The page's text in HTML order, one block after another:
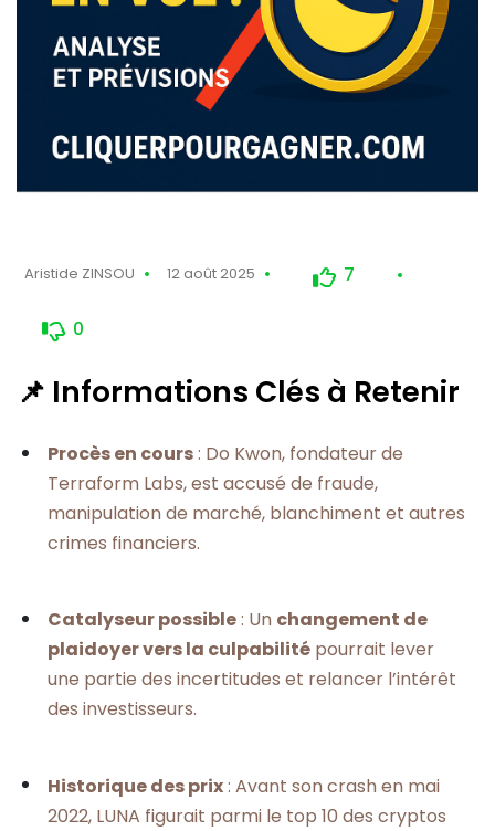
Aristide ZINSOU 12 août 2025 7
0
📌 Informations Clés à Retenir
Procès en cours: Do Kwon, fondateur de
Terraform Labs, est accusé de fraude,
manipulation de marché, blanchiment et autres
crimes financiers.
Catalyseur possible: Un changement de
plaidoyer vers la culpabilité pourrait lever
une partie des incertitudes et relancer l’intérêt
des investisseurs.
Historique des prix: Avant son crash en mai
2022, LUNA figurait parmi le top 10 des cryptos